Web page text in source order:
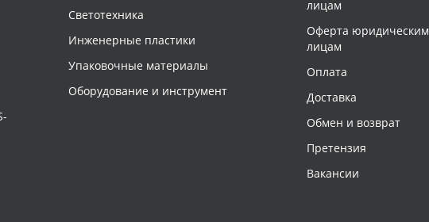
Светотехника
Инженерные пластики
Упаковочные материалы
Оборудование и инструмент
лицам
Оферта юридическим
лицам
Оплата
Доставка
Обмен и возврат
Претензия
Вакансии